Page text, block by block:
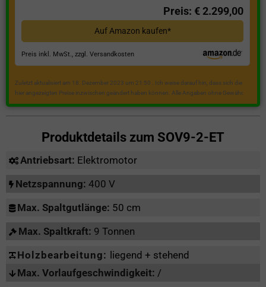
Preis: € 2.299,00
Auf Amazon kaufen*
Preis inkl. MwSt., zzgl. Versandkosten
Zuletzt aktualisiert am 18. Dezember 2023 um 21:50 . Ich weise darauf hin, dass sich die
hier angezeigten Preise inzwischen geändert haben können. Alle Angaben ohne Gewähr.
Produktdetails zum SOV9-2-ET
Antriebsart: Elektromotor
Netzspannung: 400 V
Max. Spaltgutlänge: 50 cm
Max. Spaltkraft: 9 Tonnen
Holzbearbeitung: liegend + stehend
Max. Vorlaufgeschwindigkeit: /